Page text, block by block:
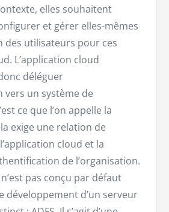
elles souhaitent
et gérer elles-mêmes
des utilisateurs pour ces
L’application cloud
déléguer
vers un système de
ce que l’on appelle la
exige une relation de
cloud et la
de l’organisation.
pas conçu par défaut
développement d’un serveur